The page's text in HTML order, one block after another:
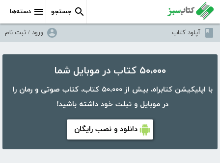
دسته‌ها جستجو
آپلود کتاب ورود / ثبت نام
۵۰،۰۰۰ کتاب در موبایل شما
با اپلیکیشن کتابراه، بیش از ۵۰،۰۰۰ کتاب، کتاب صوتی و رمان را
در موبایل و تبلت خود داشته باشید!
دانلود و نصب رایگان